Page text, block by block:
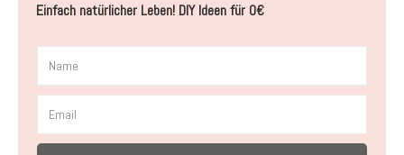
Einfach natürlicher Leben! DIY Ideen für 0€